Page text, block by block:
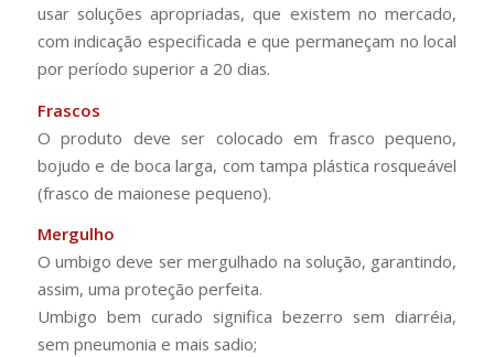
usar soluções apropriadas, que existem no mercado,
com indicação especificada e que permaneçam no local
por período superior a 20 dias.
Frascos
O produto deve ser colocado em frasco pequeno,
bojudo e de boca larga, com tampa plástica rosqueável
(frasco de maionese pequeno).
Mergulho
O umbigo deve ser mergulhado na solução, garantindo,
assim, uma proteção perfeita.
Umbigo bem curado significa bezerro sem diarréia,
sem pneumonia e mais sadio;